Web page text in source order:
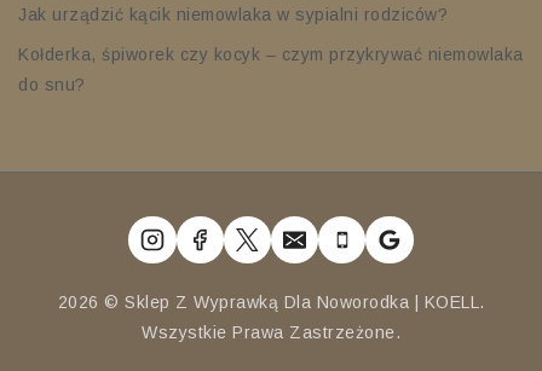
Jak urządzić kącik niemowlaka w sypialni rodziców?
Kołderka, śpiworek czy kocyk – czym przykrywać niemowlaka
do snu?
2026 © Sklep Z Wyprawką Dla Noworodka | KOELL.
Wszystkie Prawa Zastrzeżone.